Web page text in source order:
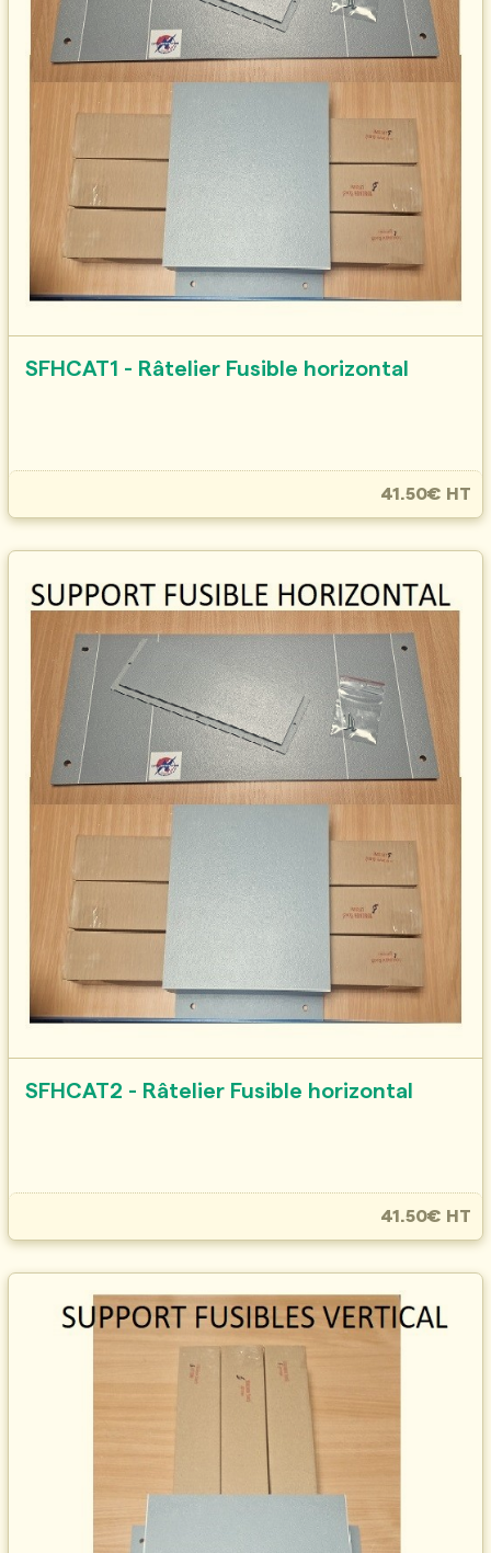
SFHCAT1 - Râtelier Fusible horizontal
41.50€ HT
SFHCAT2 - Râtelier Fusible horizontal
41.50€ HT